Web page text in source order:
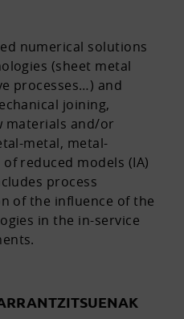
numerical solutions
(sheet metal
processes…) and
joining,
materials and/or
metal, metal-
reduced models (IA)
process
of the influence of the
in the in-service